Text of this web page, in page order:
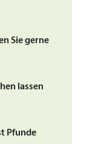
Sie gerne
lassen
Pfunde